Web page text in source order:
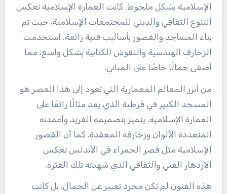
الإسلامية بشكل ملحوظ. كانت العمارة الإسلامية تعكس
التنوع الثقافي والديني للمجتمعات الإسلامية، حيث تم
بناء المساجد والقصور بأساليب فنية رائعة. استخدمت
الزخارف الهندسية والنقوش الكتابية بشكل واسع، مما
أضفى جمالًا خاصًا على المباني.
من أبرز المعالم المعمارية التي تعود إلى هذا العصر هو
المسجد الكبير في قرطبة الذي يعد مثالًا رائعًا على
العمارة الإسلامية. يتميز بتصميمه الفريد وأعمدته
المتعددة الألوان وزخارفه المعقدة. كما أن القصور
الإسلامية مثل قصر الحمراء في الأندلس تعكس
الازدهار الفني والثقافي الذي شهدته تلك الفترة.
هذه الفنون لم تكن مجرد تعبير عن الجمال، بل كانت